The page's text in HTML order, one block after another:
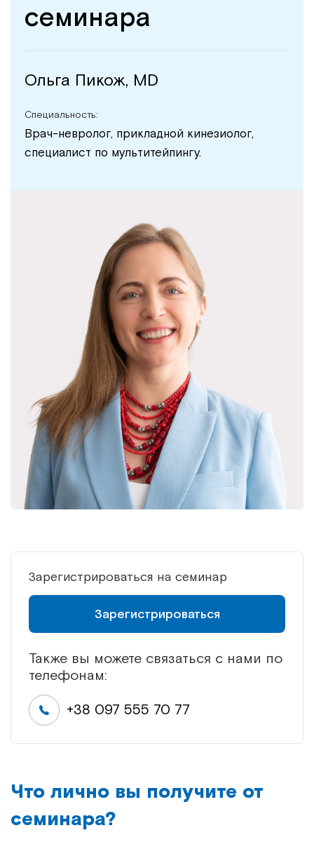
семинара
Ольга Пикож, MD
Специальность:
Врач-невролог, прикладной кинезиолог,
специалист по мультитейпингу.
Зарегистрироваться на семинар
Зарегистрироваться
Также вы можете связаться с нами по
телефонам:
+38 097 555 70 77
Что лично вы получите от
семинара?